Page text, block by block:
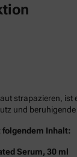
strapazieren,
und
folgendem Inhalt:
Serum, 30 ml